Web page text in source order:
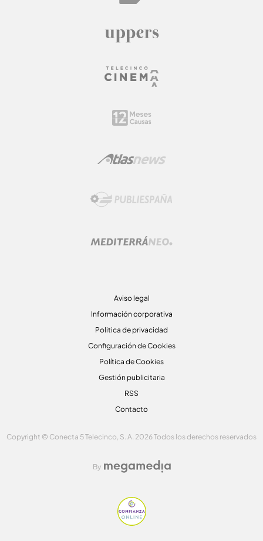
Aviso legal
Información corporativa
Politica de privacidad
Configuración de Cookies
Política de Cookies
Gestión publicitaria
RSS
Contacto
Copyright © Conecta 5 Telecinco, S. A. 2026 Todos los derechos reservados
By